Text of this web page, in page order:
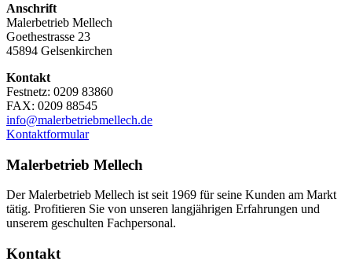
Anschrift
Malerbetrieb Mellech
Goethestrasse 23
45894 Gelsenkirchen
Kontakt
Festnetz: 0209 83860
FAX: 0209 88545
info@malerbetriebmellech.de
Kontaktformular
Malerbetrieb Mellech
Der Malerbetrieb Mellech ist seit 1969 für seine Kunden am Markt
tätig. Profitieren Sie von unseren langjährigen Erfahrungen und
unserem geschulten Fachpersonal.
Kontakt